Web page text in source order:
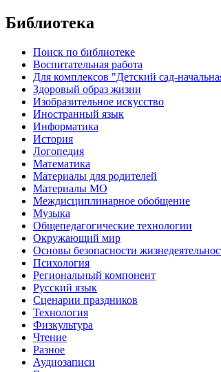
Библиотека
Поиск по библиотеке
Воспитательная работа
Для комплексов "Детский сад-
Здоровый образ жизни
Изобразительное искусство
Иностранный язык
Информатика
История
Логопедия
Математика
Материалы для родителей
Материалы МО
Междисциплинарное обобщение
Музыка
Общепедагогические технологии
Окружающий мир
Основы безопасности
Психология
Региональный компонент
Русский язык
Сценарии праздников
Технология
Физкультура
Чтение
Разное
Аудиозаписи